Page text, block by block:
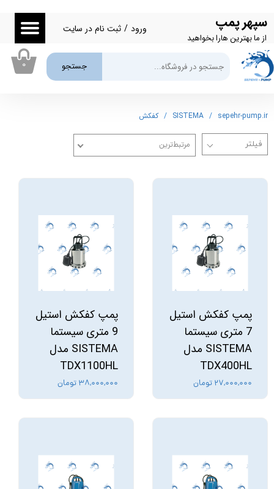
سپهر پمپ
از ما بهترین هارا بخواهید
جستجو
ورود / ثبت نام در سایت
حساب کاربری من
تغییر گذر واژه
سفارشات
خروج از حساب کاربری
۰
sepehr-pump.ir
SISTEMA کفکش
مرتبط‌ترین
پمپ کفکش استیل
7 متری سیستما
SISTEMA مدل
TDX400HL
۲۷,۰۰۰,۰۰۰ تومان
پمپ کفکش استیل
9 متری سیستما
SISTEMA مدل
TDX1100HL
۳۸,۰۰۰,۰۰۰ تومان